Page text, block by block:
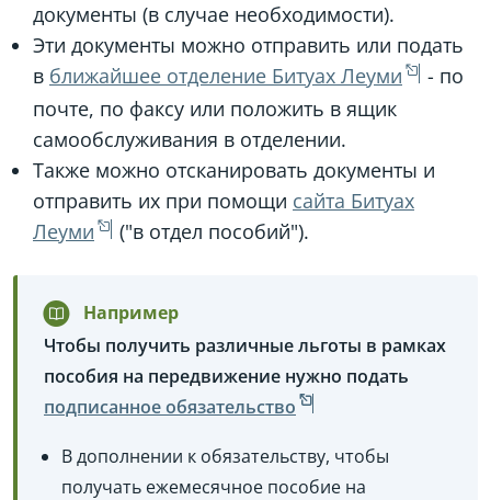
документы (в случае необходимости).
Эти документы можно отправить или подать
в ближайшее отделение Битуах Леуми
- по
почте, по факсу или положить в ящик
самообслуживания в отделении.
Также можно отсканировать документы и
отправить их при помощи сайта Битуах
Леуми
("в отдел пособий").
Например
Чтобы получить различные льготы в рамках
пособия на передвижение нужно подать
подписанное обязательство
В дополнении к обязательству, чтобы
получать ежемесячное пособие на